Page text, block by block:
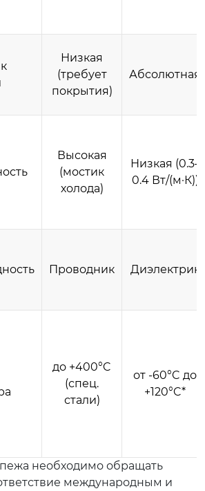
Низкая
(требует
покрытия)
Абсолютная
Высокая
(мостик
холода)
Низкая (0.3–
0.4 Вт/(м·К))
Проводник Диэлектрик
до +400°C
(спец.
стали)
от -60°C до
+120°C*
необходимо обращать
международным и